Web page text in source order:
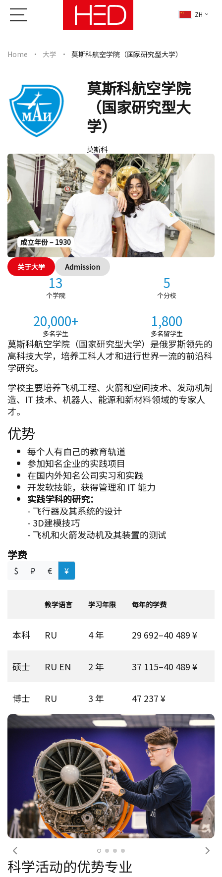
ZH
Home 大学 莫斯科航空学院（国家研究型大学）
莫斯科航空学院
（国家研究型大
学）
莫斯科
成立年份 – 1930
关于大学 Admission
13
个学院
5
个分校
20,000+
多名学生
1,800
多名留学生
莫斯科航空学院（国家研究型大学）是俄罗斯领先的
高科技大学，培养工科人才和进行世界一流的前沿科
学研究。
学校主要培养飞机工程、火箭和空间技术、发动机制
造、IT 技术、机器人、能源和新材料领域的专家人
才。
优势
每个人有自己的教育轨道
参加知名企业的实践项目
在国内外知名公司实习和实践
开发软技能，获得管理和 IT 能力
实践学科的研究：
- 飞行器及其系统的设计
- 3D建模技巧
- 飞机和火箭发动机及其装置的测试
学费
$ ₽ € ¥
教学语言 学习年限 每年的学费
本科 RU 4 年 29 692–40 489 ¥
硕士 RU EN 2 年 37 115–40 489 ¥
博士 RU 3 年 47 237 ¥
前一个 下
科学活动的优势专业